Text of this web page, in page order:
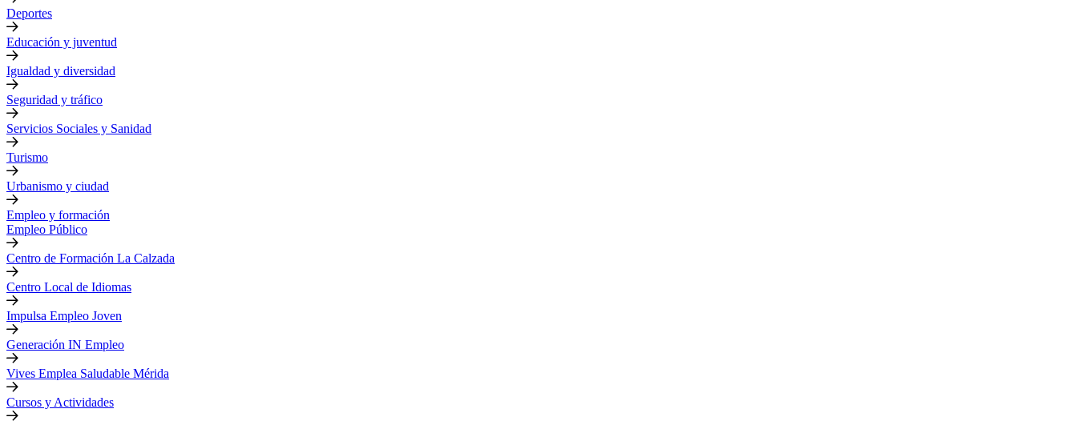
Deportes
Educación y juventud
Igualdad y diversidad
Seguridad y tráfico
Servicios Sociales y Sanidad
Turismo
Urbanismo y ciudad
Empleo y formación
Empleo Público
Centro de Formación La Calzada
Centro Local de Idiomas
Impulsa Empleo Joven
Generación IN Empleo
Vives Emplea Saludable Mérida
Cursos y Actividades